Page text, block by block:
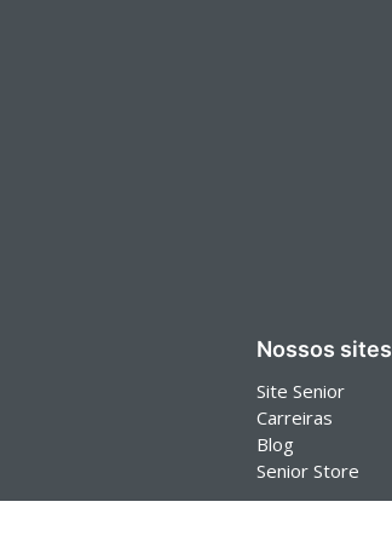
Nossos sites
Site Senior
Carreiras
Blog
Senior Store